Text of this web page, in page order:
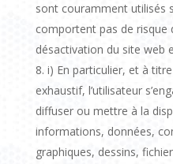
sont couramment utilisés
comportent pas de risque
désactivation du site web
i) En particulier, et à
exhaustif, l’utilisateur
diffuser ou mettre à la
informations, données,
graphiques, dessins,